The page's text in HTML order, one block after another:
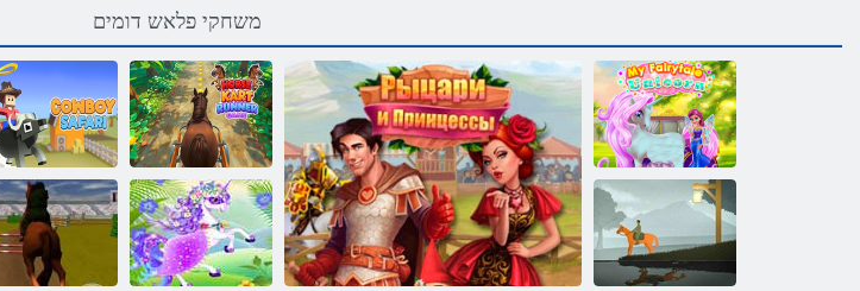
משחקי פלאש דומים
םירקוב יראפס
םיסוס טרק ץר
קחשמ
ילש הדגא